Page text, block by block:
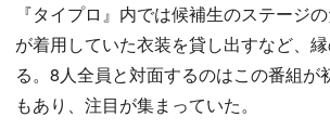
『タイプロ』内では候補生のステージ
が着用していた衣装を貸し出すなど、
る。8人全員と対面するのはこの番組が
もあり、注目が集まっていた。